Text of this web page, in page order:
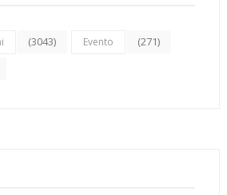
(3043) Evento (271)